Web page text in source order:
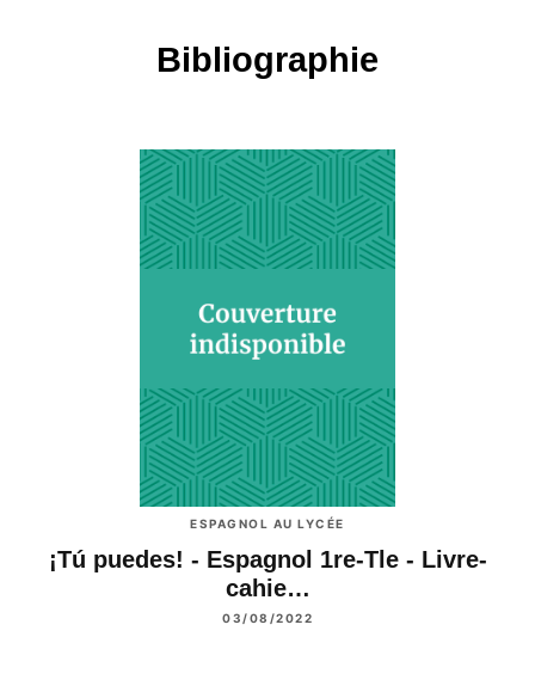
Bibliographie
ESPAGNOL AU LYCÉE
¡Tú puedes! - Espagnol 1re-Tle - Livre-
cahie…
03/08/2022